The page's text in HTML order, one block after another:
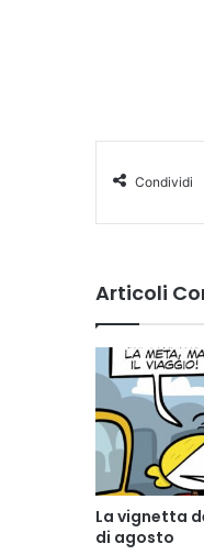
Condividi
Articoli
La vignetta
di agosto